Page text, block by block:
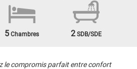
5 Chambres 2 SDB/SDE
le compromis parfait entre confort